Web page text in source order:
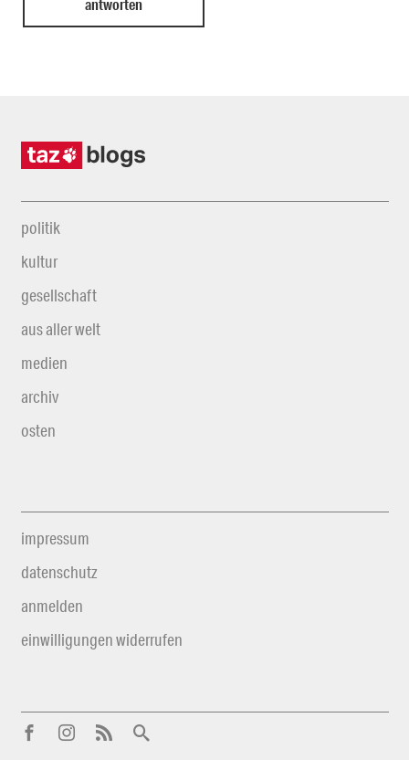
politik
kultur
gesellschaft
aus aller welt
medien
archiv
osten
impressum
datenschutz
anmelden
einwilligungen widerrufen